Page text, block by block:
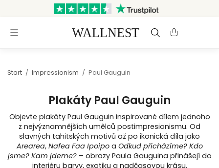
Odesláno do 3 pracovních dnů Doprava a vrácení zdarma
Start / Impressionism / Paul Gauguin
Plakáty Paul Gauguin
Objevte plakáty Paul Gauguin inspirované dílem jednoho
z nejvýznamnějších umělců postimpresionismu. Od
slavných tahitských motivů až po ikonická díla jako
Arearea, Nafea Faa Ipoipoa Odkud přicházíme? Kdo
jsme? Kam jdeme?– obrazy Paula Gauguina přinášejí do
interiéru barvy, exotiku a nadčasovou krásu.